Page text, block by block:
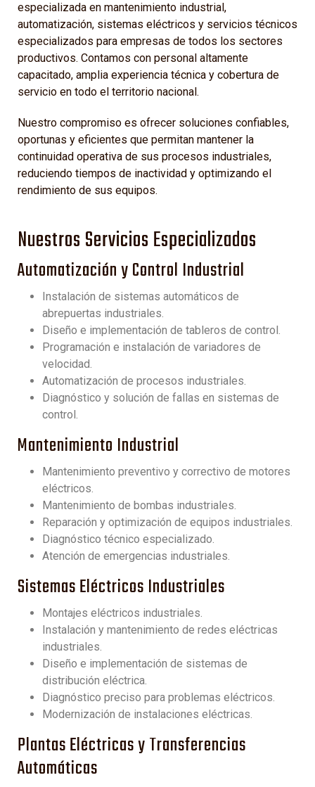
especializada en mantenimiento industrial,
automatización, sistemas eléctricos y servicios técnicos
especializados para empresas de todos los sectores
productivos. Contamos con personal altamente
capacitado, amplia experiencia técnica y cobertura de
servicio en todo el territorio nacional.
Nuestro compromiso es ofrecer soluciones confiables,
oportunas y eficientes que permitan mantener la
continuidad operativa de sus procesos industriales,
reduciendo tiempos de inactividad y optimizando el
rendimiento de sus equipos.
Nuestros Servicios Especializados
Automatización y Control Industrial
Instalación de sistemas automáticos de
abrepuertas industriales.
Diseño e implementación de tableros de control.
Programación e instalación de variadores de
velocidad.
Automatización de procesos industriales.
Diagnóstico y solución de fallas en sistemas de
control.
Mantenimiento Industrial
Mantenimiento preventivo y correctivo de motores
eléctricos.
Mantenimiento de bombas industriales.
Reparación y optimización de equipos industriales.
Diagnóstico técnico especializado.
Atención de emergencias industriales.
Sistemas Eléctricos Industriales
Montajes eléctricos industriales.
Instalación y mantenimiento de redes eléctricas
industriales.
Diseño e implementación de sistemas de
distribución eléctrica.
Diagnóstico preciso para problemas eléctricos.
Modernización de instalaciones eléctricas.
Plantas Eléctricas y Transferencias
Automáticas